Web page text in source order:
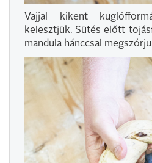
Vajjal kikent
kelesztjük. Sütés előtt
mandula hánccsal